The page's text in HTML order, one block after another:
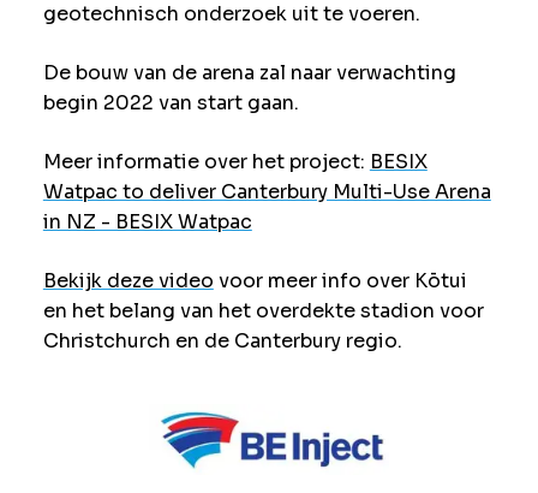
geotechnisch onderzoek uit te voeren.
De bouw van de arena zal naar verwachting
begin 2022 van start gaan.
Meer informatie over het project: BESIX
Watpac to deliver Canterbury Multi-Use Arena
in NZ - BESIX Watpac
Bekijk deze video voor meer info over Kōtui
en het belang van het overdekte stadion voor
Christchurch en de Canterbury regio.